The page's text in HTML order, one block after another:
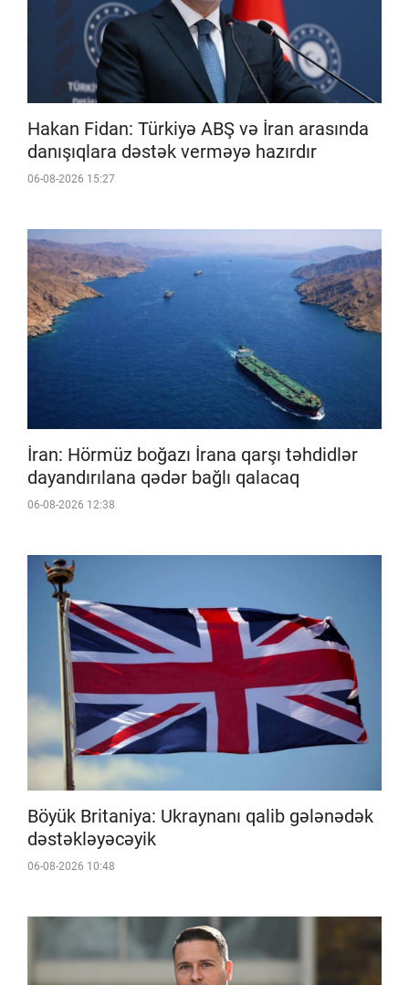
Hakan Fidan: Türkiyə ABŞ və İran arasında
danışıqlara dəstək verməyə hazırdır
06-08-2026 15:27
İran: Hörmüz boğazı İrana qarşı təhdidlər
dayandırılana qədər bağlı qalacaq
06-08-2026 12:38
Böyük Britaniya: Ukraynanı qalib gələnədək
dəstəkləyəcəyik
06-08-2026 10:48